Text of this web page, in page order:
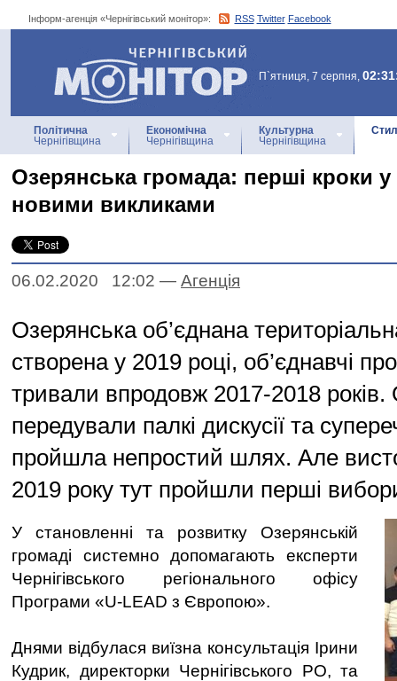
Інформ-агенція «Чернігівський монітор»: RSS Twitter Facebook
Інформ-агенція
«Чернігівський монітор»
П`ятниця, 7 серпня,
Політична
Чернігівщина
Економічна
Чернігівщина
Культурна
Чернігівщина
Озерянська громада: перші кроки у
новими викликами
06.02.2020 12:02 — Агенцiя
Озерянська об’єднана
створена у 2019 році, об’єднавчі
тривали впродовж 2017-2018
передували палкі дискусії та
пройшла непростий шлях. Але
2019 року тут пройшли перші
У становленні та розвитку Озерянській
громаді системно допомагають експерти
Чернігівського регіонального офісу
Програми «U-LEAD з Європою».
Днями відбулася виїзна консультація Ірини
Кудрик, директорки Чернігівського РО, та